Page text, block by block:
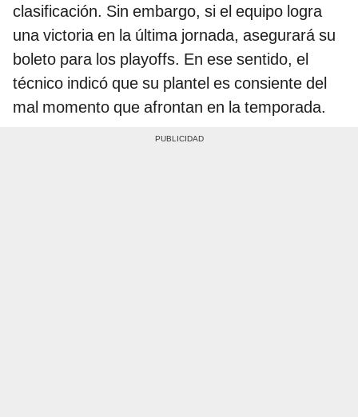
clasificación. Sin embargo, si el equipo logra
una victoria en la última jornada, asegurará su
boleto para los playoffs. En ese sentido, el
técnico indicó que su plantel es consiente del
mal momento que afrontan en la temporada.